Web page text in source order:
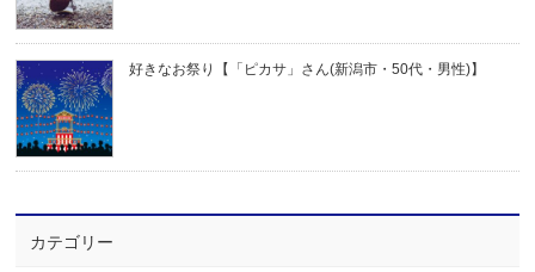
好きなお祭り【「ピカサ」さん(新潟市・50代・男性)】
カテゴリー